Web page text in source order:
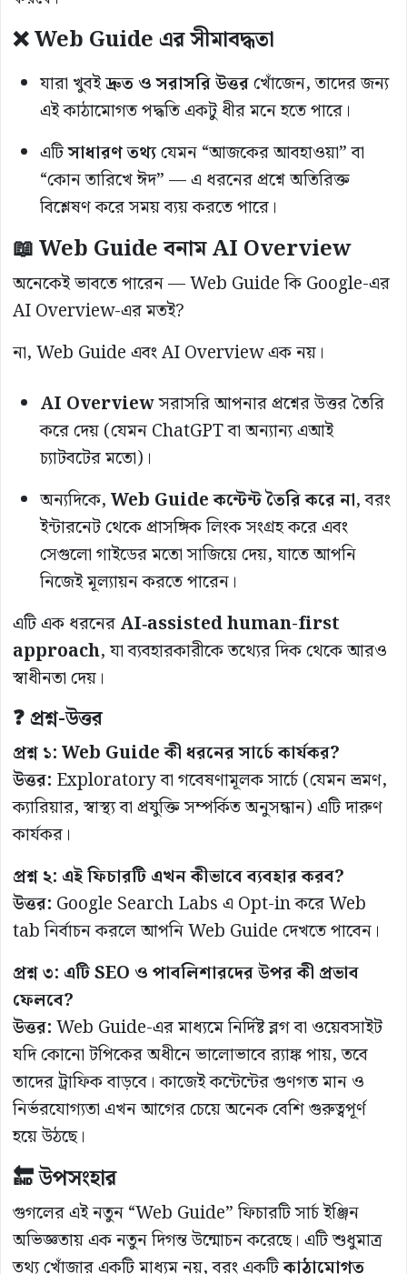
❌ Web Guide এর সীমাবদ্ধতা
যারা খুবইদ্রুত ও সরাসরি উত্তরখোঁজেন, তাদের জন্য
এই কাঠামোগত পদ্ধতি একটু ধীর মনে হতে পারে।
এটিসাধারণ তথ্যযেমন “আজকের আবহাওয়া” বা
“কোন তারিখে ঈদ” — এ ধরনের প্রশ্নে অতিরিক্ত
বিশ্লেষণ করে সময় ব্যয় করতে পারে।
📖 Web Guide বনাম AI Overview
অনেকেই ভাবতে পারেন — Web Guide কি Google-এর
AI Overview-এর মতই?
না, Web Guide এবং AI Overview এক নয়।
AI Overviewসরাসরি আপনার প্রশ্নের উত্তর তৈরি
করে দেয় (যেমন ChatGPT বা অন্যান্য এআই
চ্যাটবটের মতো)।
অন্যদিকে,Web Guide কন্টেন্ট তৈরি করে না, বরং
ইন্টারনেট থেকে প্রাসঙ্গিক লিংক সংগ্রহ করে এবং
সেগুলো গাইডের মতো সাজিয়ে দেয়, যাতে আপনি
নিজেই মূল্যায়ন করতে পারেন।
এটি এক ধরনেরAI‑assisted human-first
approach, যা ব্যবহারকারীকে তথ্যের দিক থেকে আরও
স্বাধীনতা দেয়।
❓ প্রশ্ন-উত্তর
প্রশ্ন ১: Web Guide কী ধরনের সার্চে কার্যকর?
উত্তর: Exploratory বা গবেষণামূলক সার্চে (যেমন ভ্রমণ,
ক্যারিয়ার, স্বাস্থ্য বা প্রযুক্তি সম্পর্কিত অনুসন্ধান) এটি দারুণ
কার্যকর।
প্রশ্ন ২: এই ফিচারটি এখন কীভাবে ব্যবহার করব?
উত্তর: Google Search Labs এ Opt-in করে Web
tab নির্বাচন করলে আপনি Web Guide দেখতে পাবেন।
প্রশ্ন ৩: এটি SEO ও পাবলিশারদের উপর কী প্রভাব
ফেলবে?
উত্তর:Web Guide-এর মাধ্যমে নির্দিষ্ট ব্লগ বা ওয়েবসাইট
যদি কোনো টপিকের অধীনে ভালোভাবে র‍্যাঙ্ক পায়, তবে
তাদের ট্রাফিক বাড়বে। কাজেই কন্টেন্টের গুণগত মান ও
নির্ভরযোগ্যতা এখন আগের চেয়ে অনেক বেশি গুরুত্বপূর্ণ
হয়ে উঠছে।
🔚 উপসংহার
গুগলের এই নতুন “Web Guide” ফিচারটি সার্চ ইঞ্জিন
অভিজ্ঞতায় এক নতুন দিগন্ত উন্মোচন করেছে। এটি শুধুমাত্র